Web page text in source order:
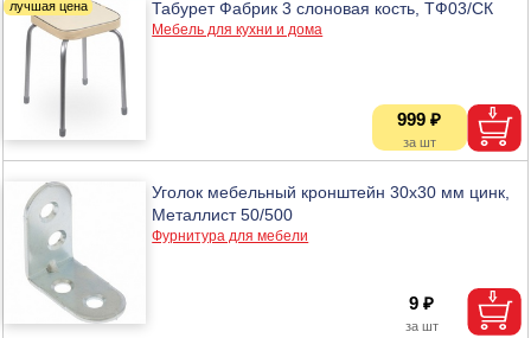
Табурет Фабрик 3 слоновая кость, ТФ03/СК
Мебель для кухни и дома
999 ₽
Уголок мебельный кронштейн 30х30 мм цинк,
Металлист 50/500
Фурнитура для мебели
9 ₽